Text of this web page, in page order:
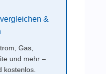
&
Gas,
und mehr –
kostenlos.